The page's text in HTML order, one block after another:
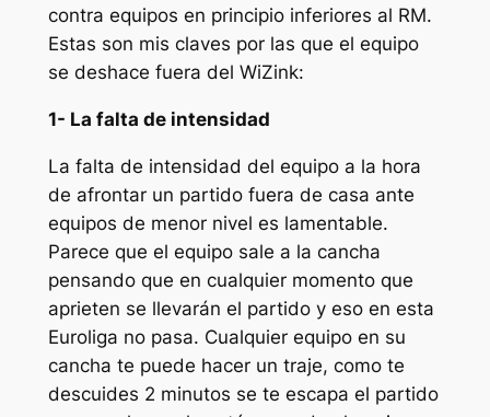
contra equipos en principio inferiores al RM.
Estas son mis claves por las que el equipo
se deshace fuera del WiZink:
1- La falta de intensidad
La falta de intensidad del equipo a la hora
de afrontar un partido fuera de casa ante
equipos de menor nivel es lamentable.
Parece que el equipo sale a la cancha
pensando que en cualquier momento que
aprieten se llevarán el partido y eso en esta
Euroliga no pasa. Cualquier equipo en su
cancha te puede hacer un traje, como te
descuides 2 minutos se te escapa el partido